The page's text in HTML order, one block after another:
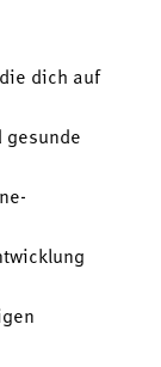
dich auf
gesunde